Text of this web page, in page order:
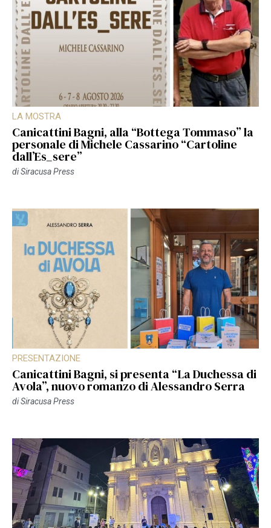
LA MOSTRA
Canicattini Bagni, alla “Bottega Tommaso” la
personale di Michele Cassarino “Cartoline
dall’Es_sere”
diSiracusa Press
PRESENTAZIONE
Canicattini Bagni, si presenta “La Duchessa di
Avola”, nuovo romanzo di Alessandro Serra
diSiracusa Press